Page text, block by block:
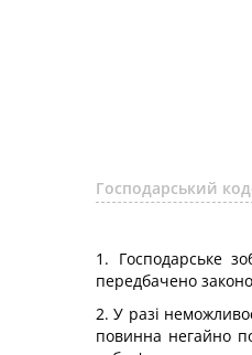
Господарський
1. Господарське
передбачено
2. У разі
повинна негайно